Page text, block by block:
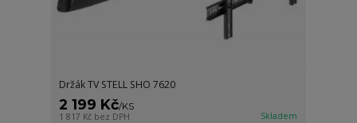
Držák TV STELL SHO 7620
2 199 Kč/KS
1 817 Kč bez DPH Skladem